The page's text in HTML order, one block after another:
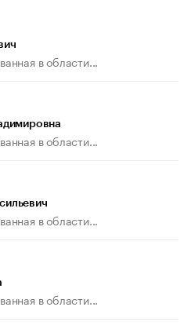
в области...
в области...
в области...
в области...